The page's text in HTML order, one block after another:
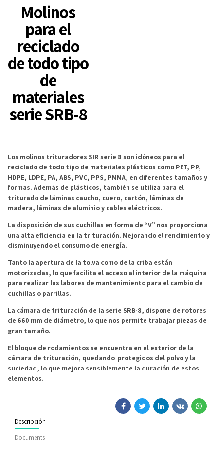
Molinos
para el
reciclado
de todo tipo
de
materiales
serie SRB-8
Los molinos trituradores SIR serie 8 son idóneos para el
reciclado de todo tipo de materiales plásticos como PET, PP,
HDPE, LDPE, PA, ABS, PVC, PPS, PMMA, en diferentes tamaños y
formas. Además de plásticos, también se utiliza para el
triturado de láminas caucho, cuero, cartón, láminas de
madera, láminas de aluminio y cables eléctricos.
La disposición de sus cuchillas en forma de “V” nos proporciona
una alta eficiencia en la trituración. Mejorando el rendimiento y
disminuyendo el consumo de energía.
Tanto la apertura de la tolva como de la criba están
motorizadas, lo que facilita el acceso al interior de la máquina
para realizar las labores de mantenimiento para el cambio de
cuchillas o parrillas.
La cámara de trituración de la serie SRB-8, dispone de rotores
de 660 mm de diámetro, lo que nos permite trabajar piezas de
gran tamaño.
El bloque de rodamientos se encuentra en el exterior de la
cámara de trituración, quedando protegidos del polvo y la
suciedad, lo que mejora sensiblemente la duración de estos
elementos.
Descripción
Documents